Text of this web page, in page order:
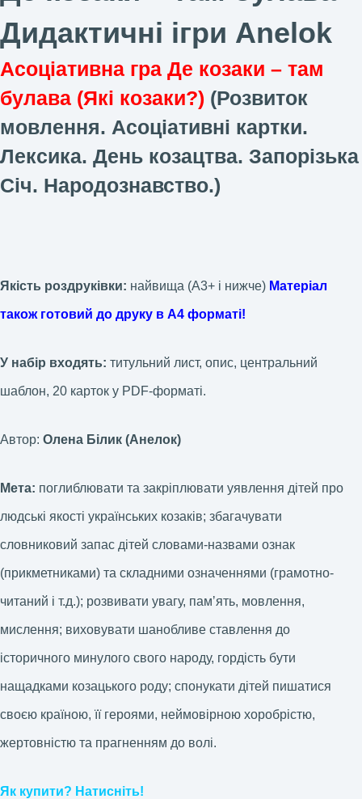
Дидактичні ігри Anelok
Асоціативна гра Де козаки – там
булава (Які козаки?) (Розвиток
мовлення. Асоціативні картки.
Лексика. День козацтва. Запорізька
Січ. Народознавство.)
Якість роздруківки: найвища (А3+ і нижче) Матеріал
також готовий до друку в А4 форматі!
У набір входять: титульний лист, опис, центральний
шаблон, 20 карток у PDF-форматі.
Автор: Олена Білик (Анелок)
Мета: поглиблювати та закріплювати уявлення дітей про
людські якості українських козаків; збагачувати
словниковий запас дітей словами-назвами ознак
(прикметниками) та складними означеннями (грамотно-
читаний і т.д.); розвивати увагу, памʼять, мовлення,
мислення; виховувати шанобливе ставлення до
історичного минулого свого народу, гордість бути
нащадками козацького роду; спонукати дітей пишатися
своєю країною, її героями, неймовірною хоробрістю,
жертовністю та прагненням до волі.
Як купити? Натисніть!